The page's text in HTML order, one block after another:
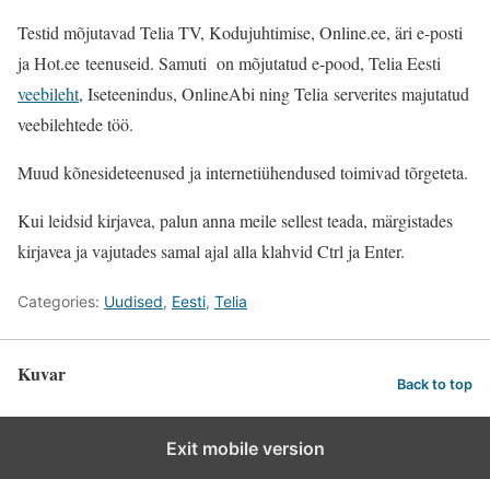
Testid mõjutavad Telia TV, Kodujuhtimise, Online.ee, äri e-posti
ja Hot.ee teenuseid. Samuti on mõjutatud e-pood, Telia Eesti
veebileht, Iseteenindus, OnlineAbi ning Telia serverites majutatud
veebilehtede töö.
Muud kõnesideteenused ja internetiühendused toimivad tõrgeteta.
Kui leidsid kirjavea, palun anna meile sellest teada, märgistades
kirjavea ja vajutades samal ajal alla klahvid Ctrl ja Enter.
Categories: Uudised, Eesti, Telia
Kuvar Back to top
Exit mobile version